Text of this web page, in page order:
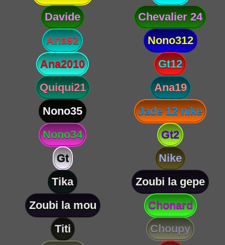
Davide
Chevalier 24
Ana92
Nono312
Ana2010
Gt12
Quiqui21
Ana19
Nono35
Jade 12 nike
Nono34
Gt2
Gt
Nike
Tika
Zoubi la gepe
Zoubi la mou
Chonard
Titi
Choupy